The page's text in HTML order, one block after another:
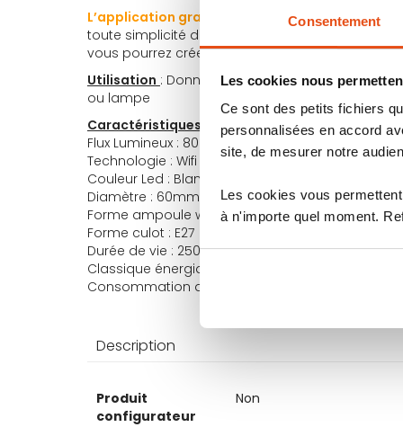
Consentement
Les cookies nous
Ce sont des petits fichiers
personnalisées en accord
site, de mesurer notre
Les cookies vous
à n'importe quel moment.
L’application gratuite NEDIS Smart Lifevous
toute simplicité de créer des programmes de
vous pourrez créer un autre programme pour
Utilisation : Donner vie à votre logement
ou lampe
Caractéristiques Techniques:
Flux Lumineux : 800lm
Technologie : Wifi
Couleur Led : Blanc
Diamètre : 60mm
Forme ampoule wifi : A60
Forme culot : E27
Durée de vie : 25000h
Classique énergique : A+
Consommation d’énergie : par 1000h : 9Kwh
Description
d’information
Produit
configurateur
Non